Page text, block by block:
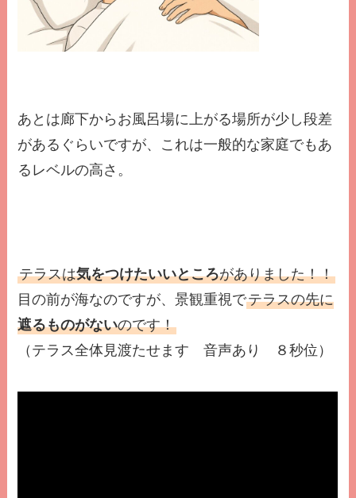
あとは廊下からお風呂場に上がる場所が少し段差
があるぐらいですが、これは一般的な家庭でもあ
るレベルの高さ。
テラスは気をつけたいいところがありました！！
目の前が海なのですが、景観重視でテラスの先に
遮るものがないのです！
（テラス全体見渡たせます 音声あり ８秒位）